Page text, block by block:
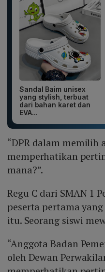
Sandal Baim unisex
yang stylish, terbuat
dari bahan karet dan
EVA...
“DPR dalam memilih
memperhatikan
mana?”.
Regu C dari SMAN 1
peserta pertama
itu. Seorang siswi
“Anggota Badan
oleh Dewan